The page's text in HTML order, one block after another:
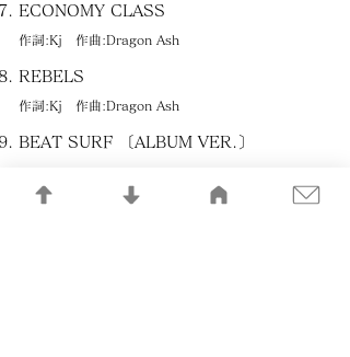
ECONOMY CLASS
作詞:Kj 作曲:Dragon Ash
REBELS
作詞:Kj 作曲:Dragon Ash
BEAT SURF 〔ALBUM VER.〕
作詞:Kj／PES／VERBAL 作曲:Dragon Ash